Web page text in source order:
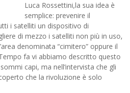
Luca Rossettini,la sua idea è
semplice: prevenire il
i satelliti un dispositivo di
di mezzo i satelliti non più in uso,
denominata “cimitero” oppure il
fa vi abbiamo descritto questo
capi, ma nell’intervista che gli
che la rivoluzione è solo